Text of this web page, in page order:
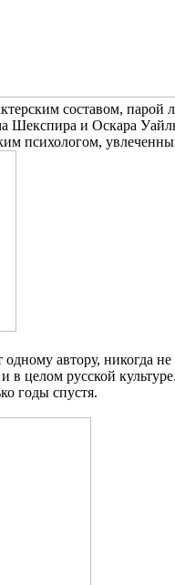
составом,
и Оскара
психологом,
автору, никогда
русской
годы спустя.